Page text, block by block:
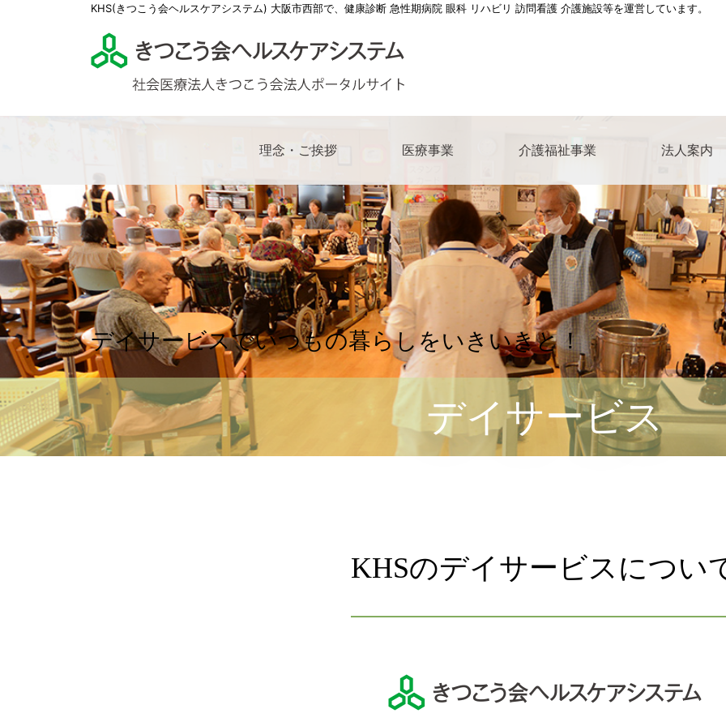
KHS(きつこう会ヘルスケアシステム) 大阪市西部で、健康診断 急性期病院 眼科 リハビリ 訪問看護 介護施設等を運営しています。
理念・ご挨拶
理事長メッセージ
KHSの理念
きつこう会沿革
医療事業
多根総合病院
多根第二病院
多根記念眼科病院
多根脳神経リハビリテーション病院
多根クリニック
きつこう会多根訪問看護ステーション
介護福祉事業
多根介護老人保健施設てんぽーざん
特別養護老人ホーム江之子島コスモス苑
ケアハウスコスモスガーデン
江之子島コスモス苑デイサ
居宅介護支援事業所
コスモスのかぜ九条南
花乃井地域在宅サービスス
中央区北部地域包括支援セ
法人案内
社会医療法人 きつこう会
社会福祉法人 亀望会（きぼうかい）
事業所一覧 連絡先一覧
求人一覧
医師の求人
看護師の求人
薬剤師の求人
医療技術職の求人
ケアマネージャーの求人
介護職の求人
救急救命士の求人
リハビリテーション技士の求人
人間ドック･健診スタッフ求人
ボランティ
事務職の求
医療ソーシ
デイサービスでいつもの暮らしをいきいきと！
デイサービス
KHSのデイサービスについ